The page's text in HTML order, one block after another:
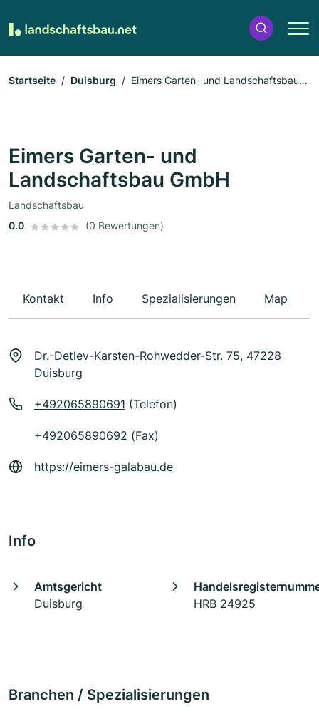
Startseite Duisburg
Eimers Garten- und Landschaftsbau
Eimers Garten- und
Landschaftsbau GmbH
Landschaftsbau
0.0
(0 Bewertungen)
Kontakt Info Spezialisierungen Map
Dr.-Detlev-Karsten-Rohwedder-Str. 75, 47228
Duisburg
+492065890691 (Telefon)
+492065890692 (Fax)
https://eimers-galabau.de
Info
Amtsgericht
Duisburg
HRB 24925
Branchen / Spezialisierungen